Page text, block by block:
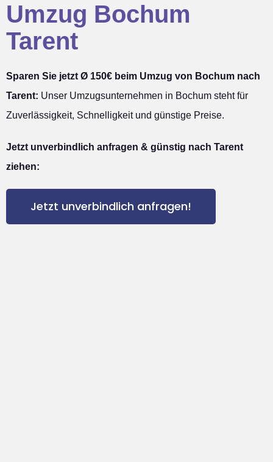
Umzug Bochum
Tarent
Sparen Sie jetzt Ø 150€ beim Umzug von Bochum nach
Tarent: Unser Umzugsunternehmen in Bochum steht für
Zuverlässigkeit, Schnelligkeit und günstige Preise.
Jetzt unverbindlich anfragen & günstig nach Tarent
ziehen:
Jetzt unverbindlich anfragen!